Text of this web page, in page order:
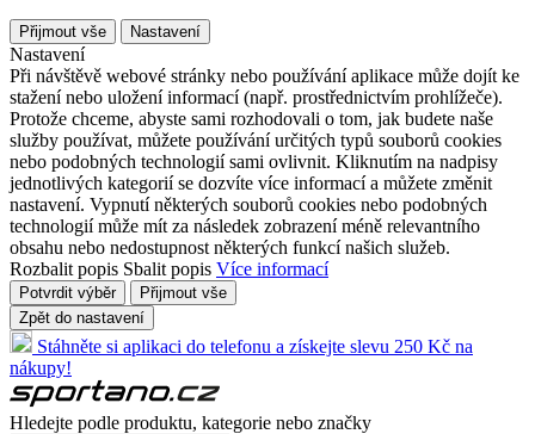
Přijmout vše Nastavení
Nastavení
Při návštěvě webové stránky nebo používání aplikace může dojít ke
stažení nebo uložení informací (např. prostřednictvím prohlížeče).
Protože chceme, abyste sami rozhodovali o tom, jak budete naše
služby používat, můžete používání určitých typů souborů cookies
nebo podobných technologií sami ovlivnit. Kliknutím na nadpisy
jednotlivých kategorií se dozvíte více informací a můžete změnit
nastavení. Vypnutí některých souborů cookies nebo podobných
technologií může mít za následek zobrazení méně relevantního
obsahu nebo nedostupnost některých funkcí našich služeb.
Rozbalit popis Sbalit popis Více informací
Potvrdit výběr
Přijmout vše
Zpět do nastavení
Stáhněte si aplikaci do telefonu a získejte slevu 250 Kč na
nákupy!
Hledejte podle produktu, kategorie nebo značky